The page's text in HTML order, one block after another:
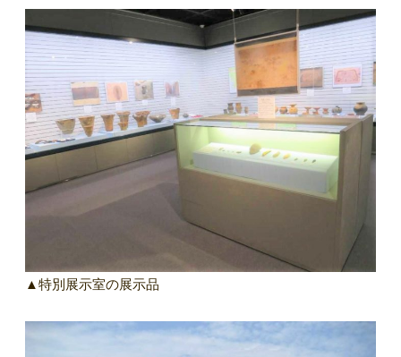
▲特別展示室の展示品